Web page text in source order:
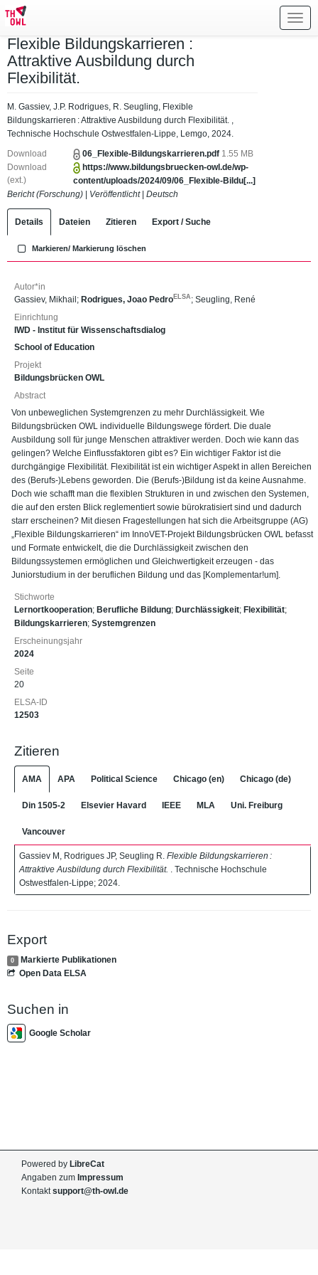
Flexible Bildungskarrieren :
Attraktive Ausbildung durch
Flexibilität.
M. Gassiev, J.P. Rodrigues, R. Seugling, Flexible
Bildungskarrieren : Attraktive Ausbildung durch Flexibilität. ,
Technische Hochschule Ostwestfalen-Lippe, Lemgo, 2024.
Download 06_Flexible-Bildungskarrieren.pdf 1.55 MB
Download
(ext.)
https://www.bildungsbruecken-owl.de/wp-
content/uploads/2024/09/06_Flexible-Bildu[...]
Bericht (Forschung)
Veröffentlicht| Deutsch
Details Dateien Zitieren Export / Suche
Markieren/ Markierung löschen
Autor*in
Gassiev, Mikhail ; Rodrigues, Joao Pedro ELSA ; Seugling, René
Einrichtung
IWD - Institut für Wissenschaftsdialog
School of Education
Projekt
Bildungsbrücken OWL
Abstract
Von unbeweglichen Systemgrenzen zu mehr Durchlässigkeit. Wie
Bildungsbrücken OWL individuelle Bildungswege fördert. Die duale
Ausbildung soll für junge Menschen attraktiver werden. Doch wie kann das
gelingen? Welche Einflussfaktoren gibt es? Ein wichtiger Faktor ist die
durchgängige Flexibilität. Flexibilität ist ein wichtiger Aspekt in allen Bereichen
des (Berufs-)Lebens geworden. Die (Berufs-)Bildung ist da keine Ausnahme.
Doch wie schafft man die flexiblen Strukturen in und zwischen den Systemen,
die auf den ersten Blick reglementiert sowie bürokratisiert sind und dadurch
starr erscheinen? Mit diesen Fragestellungen hat sich die Arbeitsgruppe (AG)
„Flexible Bildungskarrieren“ im InnoVET-Projekt Bildungsbrücken OWL befasst
und Formate entwickelt, die die Durchlässigkeit zwischen den
Bildungssystemen ermöglichen und Gleichwertigkeit erzeugen - das
Juniorstudium in der beruflichen Bildung und das [Komplementar!um].
Stichworte
Lernortkooperation; Berufliche Bildung; Durchlässigkeit; Flexibilität;
Bildungskarrieren; Systemgrenzen
Erscheinungsjahr
2024
Seite
20
ELSA-ID
12503
Zitieren
AMA APA Political Science Chicago (en) Chicago (de)
Din 1505-2 Elsevier Havard IEEE MLA Uni. Freiburg
Vancouver
Gassiev M, Rodrigues JP, Seugling R. Flexible Bildungskarrieren :
Attraktive Ausbildung durch Flexibilität.
. Technische Hochschule
Ostwestfalen-Lippe; 2024.
Export
0
Markierte Publikationen
Open Data ELSA
Suchen in
Google Scholar
Powered by LibreCat
Angaben zum Impressum
Kontaktsupport@th-owl.de